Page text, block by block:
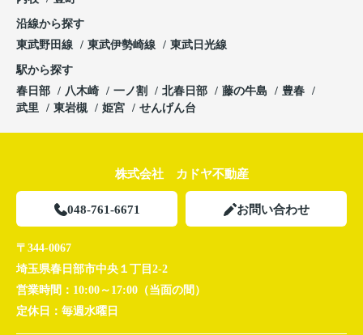
沿線から探す
東武野田線
東武伊勢崎線 東武日光線
駅から探す
春日部
八木崎 一ノ割 北春日部 藤の牛島
豊春
武里
東岩槻 姫宮 せんげん台
株式会社 カドヤ不動産
048-761-6671 お問い合わせ
〒344-0067
埼玉県春日部市中央１丁目2-2
営業時間： 10:00～17:00（当面の間）
定休日： 毎週水曜日